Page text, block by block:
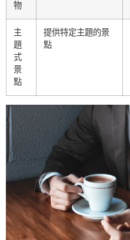
物
主
題
式
景
點
提供特定主題的景
點